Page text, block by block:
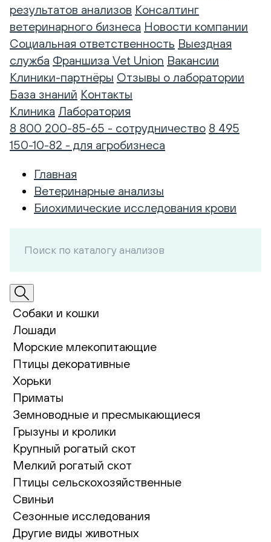
результатов анализов Консалтинг
ветеринарного бизнеса Новости компании
Социальная ответственность Выездная
служба Франшиза Vet Union Вакансии
Клиники-партнёры Отзывы о лаборатории
База знаний Контакты
Клиника Лаборатория
8 800 200-85-65 - сотрудничество 8 495
150-10-82 - для агробизнеса
Главная
Ветеринарные анализы
Биохимические исследования крови
Собаки и кошки
Лошади
Морские млекопитающие
Птицы декоративные
Хорьки
Приматы
Земноводные и пресмыкающиеся
Грызуны и кролики
Крупный рогатый скот
Мелкий рогатый скот
Птицы сельскохозяйственные
Свиньи
Сезонные исследования
Другие виды животных